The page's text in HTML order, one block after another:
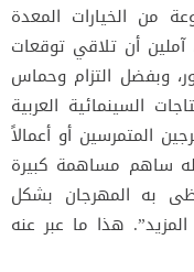
من الخيارات المعدة
أن تلاقي توقعات
وبفضل التزام وحماس
السينمائية العربية
المتمرسين أو أعمالاً
ساهم مساهمة كبيرة
به المهرجان بشكل
هذا ما عبر عنه